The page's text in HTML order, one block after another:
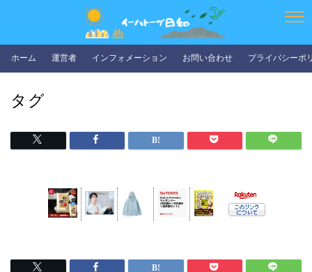
ホーム 運営者 インフォメーション お問い合わせ プライバシーポ
タグ